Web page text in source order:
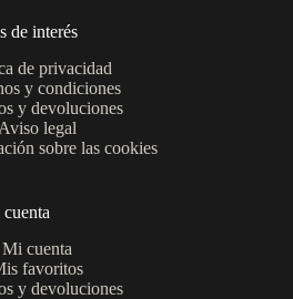
de interés
de privacidad
y condiciones
y devoluciones
Aviso legal
sobre las cookies
Mi cuenta
favoritos
y devoluciones